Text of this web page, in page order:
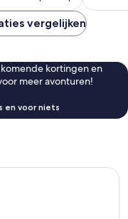
vergelijken
kortingen en
meer avonturen!
en voor niets